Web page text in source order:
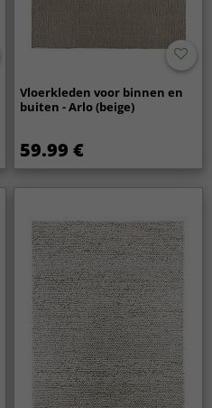
Vloerkleden voor binnen en
buiten - Arlo (beige)
59.99 €